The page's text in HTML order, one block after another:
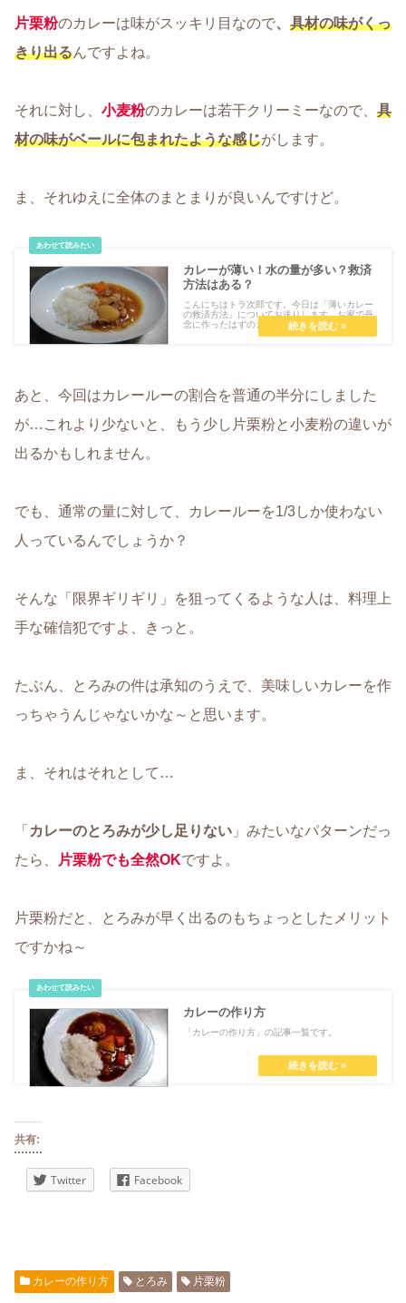
片栗粉のカレーは味がスッキリ目なので、 具材の味がくっ
きり出るんですよね。
それに対し、 小麦粉のカレーは若干クリーミーなので、 具
材の味がベールに包まれたような感じがします。
ま、それゆえに全体のまとまりが良いんですけど。
カレーが薄い！水の量が多い？救済
方法はある？
こんにちはトラ次郎です。今日は「薄いカレー
の救済方法」についてお送りします。お家で丹
念に作ったはずのカ...
あと、今回はカレールーの割合を普通の半分にしました
が…これより少ないと、もう少し片栗粉と小麦粉の違いが
出るかもしれません。
でも、通常の量に対して、カレールーを1/3しか使わない
人っているんでしょうか？
そんな「限界ギリギリ」を狙ってくるような人は、料理上
手な確信犯ですよ、きっと。
たぶん、とろみの件は承知のうえで、美味しいカレーを作
っちゃうんじゃないかな～と思います。
ま、それはそれとして…
「 カレーのとろみが少し足りない 」みたいなパターンだっ
たら、
片栗粉でも全然OKですよ。
片栗粉だと、とろみが早く出るのもちょっとしたメリット
ですかね～
カレーの作り方
「カレーの作り方」の記事一覧です。
共有:
Twitter Facebook
カレーの作り方 とろみ 片栗粉